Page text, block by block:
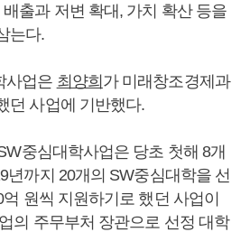
출과 저변 확대, 가치 확산 등을
는다.
사업은 최양희 가 미래창조경제과
던 사업에 기반했다.
중심대학사업은 당초 첫해 8개
년까지 20개의 SW중심대학을 선
원씩 지원하기로 했던 사업이
의 주무부처 장관으로 선정 대학